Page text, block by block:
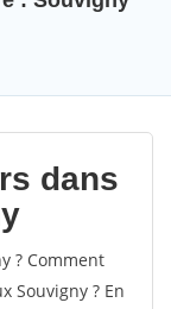
dans
? Comment
Souvigny ? En